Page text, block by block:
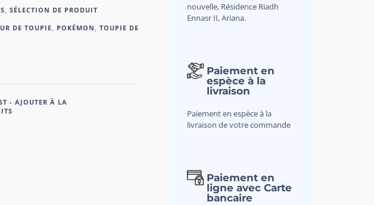
, SÉLECTION DE PRODUIT
DE TOUPIE, POKÉMON , TOUPIE DE
- AJOUTER À LA
nouvelle, Résidence Riadh
Ennasr II, Ariana.
Paiement en
espèce à la
livraison
Paiement en espèce à la
livraison de votre commande
Paiement en
ligne avec Carte
bancaire